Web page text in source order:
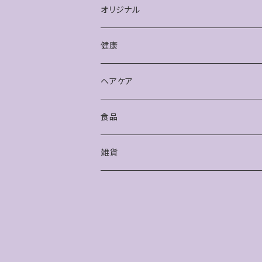
オリジナル
健康
アクセサリー
健康
ヘアケア
食品
雑貨